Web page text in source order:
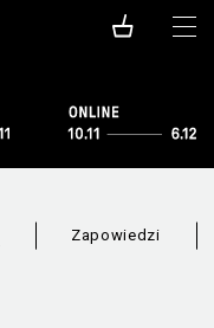
Zapowiedzi